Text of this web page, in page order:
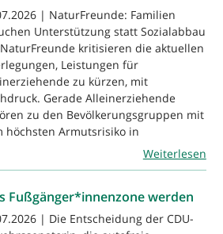
| NaturFreunde: Familien
Unterstützung statt Sozialabbau
kritisieren die aktuellen
Leistungen für
zu kürzen, mit
Gerade Alleinerziehende
zu den Bevölkerungsgruppen mit
höchsten Armutsrisiko in
Weiterlesen
Fußgänger*innenzone werden
| Die Entscheidung der CDU-